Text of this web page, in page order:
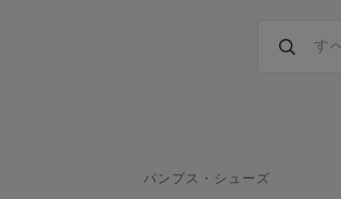
パンプス・シューズ